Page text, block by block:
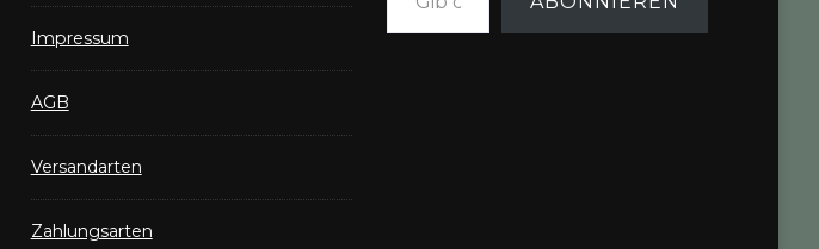
Impressum
AGB
Versandarten
Zahlungsarten